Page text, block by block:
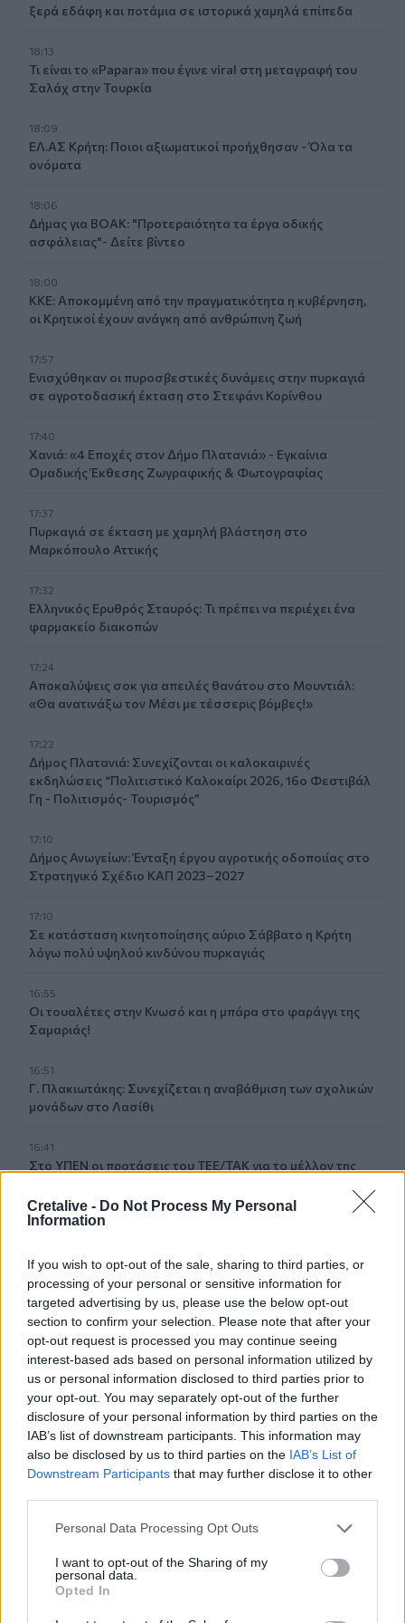
Cretalive - Do Not Process My Personal
Information
If you wish to opt-out of the sale, sharing to third parties, or
processing of your personal or sensitive information for
targeted advertising by us, please use the below opt-out
section to confirm your selection. Please note that after your
opt-out request is processed you may continue seeing
interest-based ads based on personal information utilized by
us or personal information disclosed to third parties prior to
your opt-out. You may separately opt-out of the further
disclosure of your personal information by third parties on the
IAB’s list of downstream participants. This information may
also be disclosed by us to third parties on the IAB’s List of
Downstream Participants that may further disclose it to other
Personal Data Processing Opt Outs
I want to opt-out of the Sharing of my
personal data.
Opted In
ξερά εδάφη και ποτάμια σε ιστορικά χαμηλά επίπεδα
18:13
Τι είναι το «Papara» που έγινε viral στη μεταγραφή του
Σαλάχ στην Τουρκία
18:09
ΕΛ.ΑΣ Κρήτη: Ποιοι αξιωματικοί προήχθησαν - Όλα τα
ονόματα
18:06
Δήμας για ΒΟΑΚ: "Προτεραιότητα τα έργα οδικής
ασφάλειας"- Δείτε βίντεο
18:00
ΚΚΕ: Αποκομμένη από την πραγματικότητα η κυβέρνηση,
οι Κρητικοί έχουν ανάγκη από ανθρώπινη ζωή
17:57
Ενισχύθηκαν οι πυροσβεστικές δυνάμεις στην πυρκαγιά
σε αγροτοδασική έκταση στο Στεφάνι Κορίνθου
17:40
Χανιά: «4 Εποχές στον Δήμο Πλατανιά» - Εγκαίνια
Ομαδικής Έκθεσης Ζωγραφικής & Φωτογραφίας
17:37
Πυρκαγιά σε έκταση με χαμηλή βλάστηση στο
Μαρκόπουλο Αττικής
17:32
Ελληνικός Ερυθρός Σταυρός: Τι πρέπει να περιέχει ένα
φαρμακείο διακοπών
17:24
Aποκαλύψεις σοκ για απειλές θανάτου στο Μουντιάλ:
«Θα ανατινάξω τον Μέσι με τέσσερις βόμβες!»
17:22
Δήμος Πλατανιά: Συνεχίζονται οι καλοκαιρινές
εκδηλώσεις “Πολιτιστικό Καλοκαίρι 2026, 16ο Φεστιβάλ
Γη - Πολιτισμός- Τουρισμός”
17:10
Δήμος Ανωγείων: Ένταξη έργου αγροτικής οδοποιίας στο
Στρατηγικό Σχέδιο ΚΑΠ 2023–2027
17:10
Σε κατάσταση κινητοποίησης αύριο Σάββατο η Κρήτη
λόγω πολύ υψηλού κινδύνου πυρκαγιάς
16:55
Οι τουαλέτες στην Κνωσό και η μπάρα στο φαράγγι της
Σαμαριάς!
16:51
Γ. Πλακιωτάκης: Συνεχίζεται η αναβάθμιση των σχολικών
μονάδων στο Λασίθι
16:41
Στο ΥΠΕΝ οι προτάσεις του ΤΕΕ/ΤΑΚ για το μέλλον της
16:37
Έρευνες για παιδεραστή τουρίστα - Δείτε βίντεο
16:30
Στεγαστικό επίδομα από το υπουργείο Παιδείας, σε 1.120
φοιτητές σε Βόλο, Λάρισα, Τρίκαλα, Καρδίτσα και Λαμία
16:17
Συντάξεις: Αυξάνονται οι αποχωρήσεις το 2026 καθώς
περισσότεροι ασφαλισμένοι βγαίνουν νωρίτερα
ΠΕΡΙΣΣΟΤΕΡΑ
ΣΧΕΤΙΚA AΡΘΡΑ